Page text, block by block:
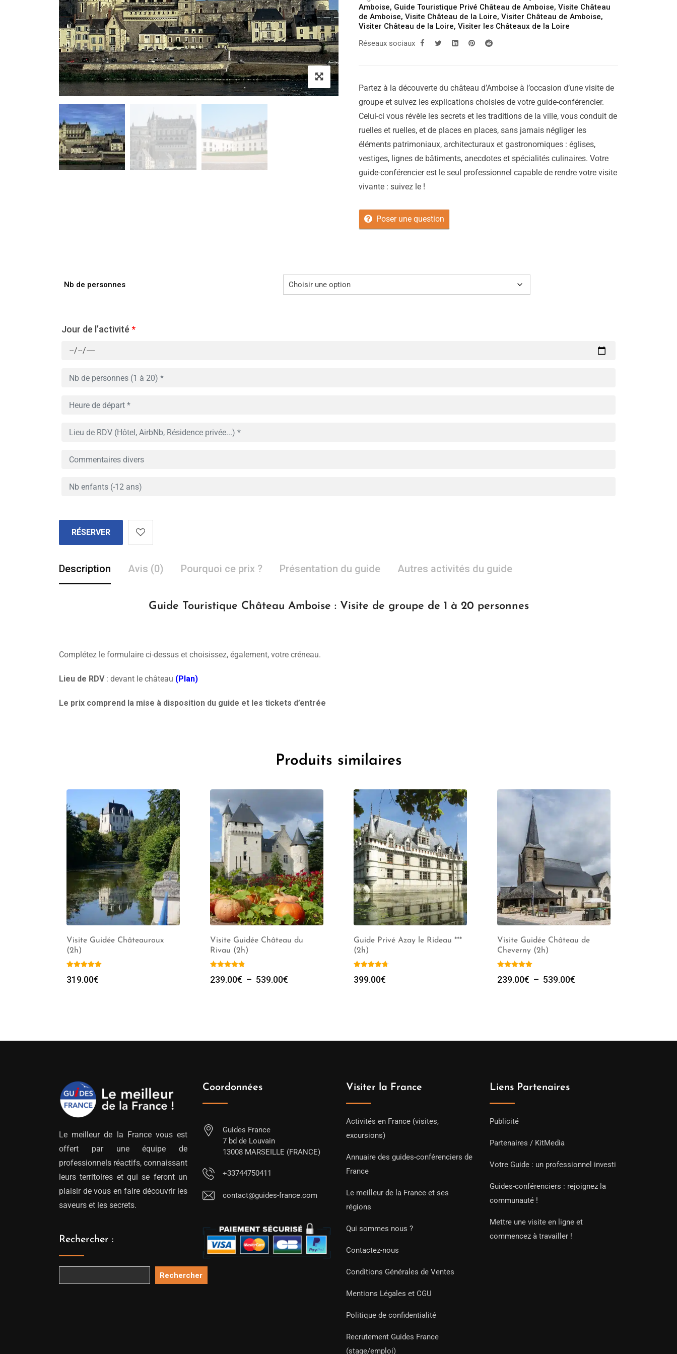
429.00€
à
699.00€
Amboise, Guide Touristique Privé Château de Amboise, Visite Château
de Amboise, Visite Château de la Loire, Visiter Château de Amboise,
Visiter Château de la Loire, Visiter les Châteaux de la Loire
Réseaux sociaux
Partez à la découverte du château d’Amboise à l’occasion d’une visite de
groupe et suivez les explications choisies de votre guide-conférencier.
Celui-ci vous révèle les secrets et les traditions de la ville, vous conduit de
ruelles et ruelles, et de places en places, sans jamais négliger les
éléments patrimoniaux, architecturaux et gastronomiques : églises,
vestiges, lignes de bâtiments, anecdotes et spécialités culinaires. Votre
guide-conférencier est le seul professionnel capable de rendre votre visite
vivante : suivez le !
Poser une question
Nb de personnes
Jour de l’activité *
RÉSERVER
Description Avis (0) Pourquoi ce prix ? Présentation du guide Autres activités du guide
Guide Touristique Château Amboise : Visite de groupe de 1 à 20 personnes
Complétez le formulaire ci-dessus et choisissez, également, votre créneau.
Lieu de RDV: devant le château (Plan)
Le prix comprend la mise à disposition du guide et les tickets d’entrée
Produits similaires
Visite Guidée Châteauroux
(2h)
319.00€
Visite Guidée Château du
Rivau (2h)
239.00€ – 539.00€
Guide Privé Azay le Rideau ***
(2h)
399.00€
Visite Guidée Château de
Cheverny (2h)
239.00€ – 539.00€
Le meilleur de la France vous est
offert par une équipe de
professionnels réactifs, connaissant
leurs territoires et qui se feront un
plaisir de vous en faire découvrir les
saveurs et les secrets.
Rechercher :
Rechercher
Coordonnées
Guides France
7 bd de Louvain
13008 MARSEILLE (FRANCE)
+33744750411
contact@guides-france.com
Visiter la France
Activités en France (visites,
excursions)
Annuaire des guides-conférenciers de
France
Le meilleur de la France et ses
régions
Qui sommes nous ?
Contactez-nous
Conditions Générales de Ventes
Mentions Légales et CGU
Politique de confidentialité
Recrutement Guides France
(stage/emploi)
Liens Partenaires
Publicité
Partenaires / KitMedia
Votre Guide : un professionnel investi
Guides-conférenciers : rejoignez la
communauté !
Mettre une visite en ligne et
commencez à travailler !